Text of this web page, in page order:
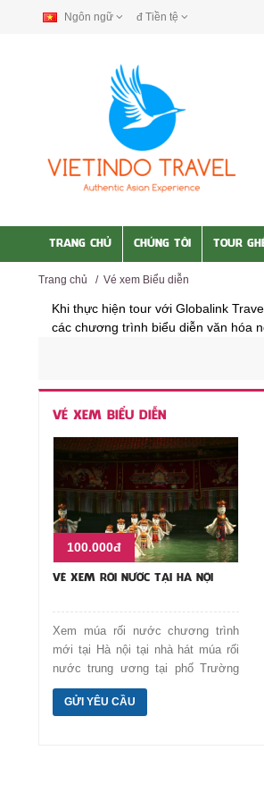
Ngôn ngữ đ Tiền tệ
TRANG CHỦ CHÚNG TÔI TOUR
Trang chủ / Vé xem Biểu diễn
Khi thực hiện tour với Globalink
các chương trình biểu diễn văn hóa
VÉ XEM BIỂU DIỄN
100.000đ
VÉ XEM RỐI NƯỚC TẠI HÀ NỘI
Xem múa rối nước chương trình
mới tại Hà nội tại nhà hát múa rối
nước trung ương tại phố Trường
Chinh. Nghệ thuật kết hợp truyền
thống và đương đại.
GỬI YÊU CẦU